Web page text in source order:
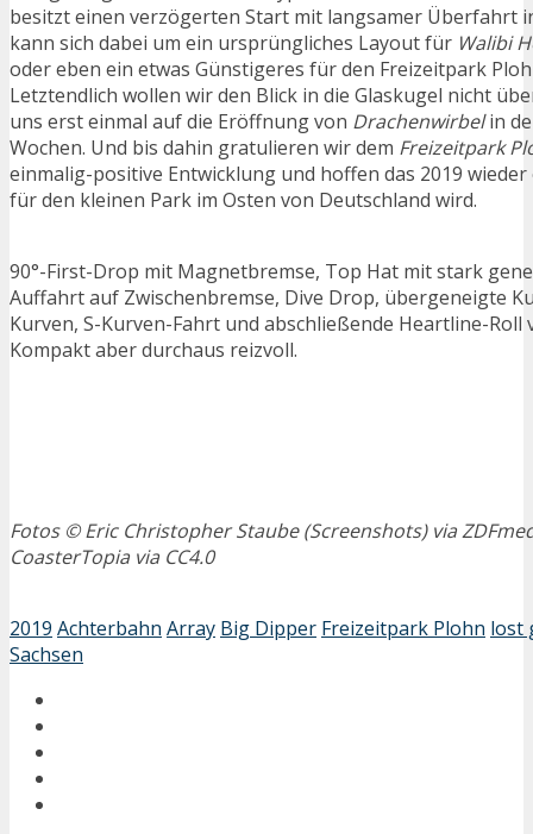
besitzt einen verzögerten Start mit langsamer Überfahrt
kann sich dabei um ein ursprüngliches Layout für Walibi
oder eben ein etwas Günstigeres für den Freizeitpark
Letztendlich wollen wir den Blick in die Glaskugel nicht
uns erst einmal auf die Eröffnung von Drachenwirbelin
Wochen. Und bis dahin gratulieren wir dem Freizeitpark
einmalig-positive Entwicklung und hoffen das 2019
für den kleinen Park im Osten von Deutschland wird.
90°-First-Drop mit Magnetbremse, Top Hat mit stark
Auffahrt auf Zwischenbremse, Dive Drop, übergeneigte
Kurven, S-Kurven-Fahrt und abschließende Heartline-Roll
Kompakt aber durchaus reizvoll.
Fotos © Eric Christopher Staube (Screenshots) via
CoasterTopia via CC4.0
2019 Achterbahn Array Big Dipper Freizeitpark Plohn lost
Sachsen